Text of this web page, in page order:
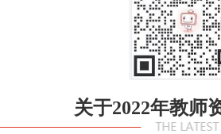
关于2022年教师